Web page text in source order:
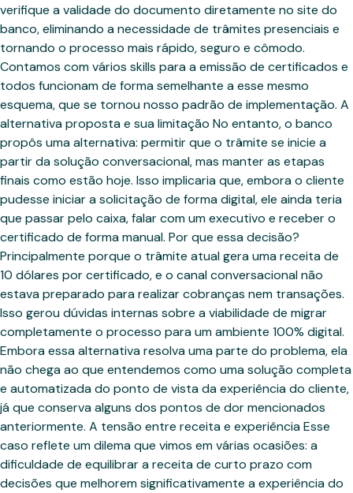
verifique a validade do documento diretamente no site do
banco, eliminando a necessidade de trâmites presenciais e
tornando o processo mais rápido, seguro e cômodo.
Contamos com vários skills para a emissão de certificados e
todos funcionam de forma semelhante a esse mesmo
esquema, que se tornou nosso padrão de implementação. A
alternativa proposta e sua limitação No entanto, o banco
propôs uma alternativa: permitir que o trâmite se inicie a
partir da solução conversacional, mas manter as etapas
finais como estão hoje. Isso implicaria que, embora o cliente
pudesse iniciar a solicitação de forma digital, ele ainda teria
que passar pelo caixa, falar com um executivo e receber o
certificado de forma manual. Por que essa decisão?
Principalmente porque o trâmite atual gera uma receita de
10 dólares por certificado, e o canal conversacional não
estava preparado para realizar cobranças nem transações.
Isso gerou dúvidas internas sobre a viabilidade de migrar
completamente o processo para um ambiente 100% digital.
Embora essa alternativa resolva uma parte do problema, ela
não chega ao que entendemos como uma solução completa
e automatizada do ponto de vista da experiência do cliente,
já que conserva alguns dos pontos de dor mencionados
anteriormente. A tensão entre receita e experiência Esse
caso reflete um dilema que vimos em várias ocasiões: a
dificuldade de equilibrar a receita de curto prazo com
decisões que melhorem significativamente a experiência do